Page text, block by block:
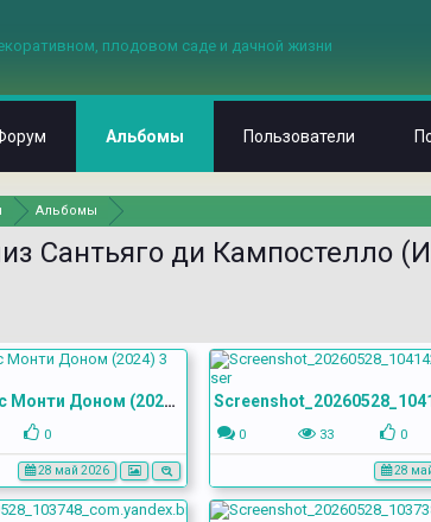
Альбомы
Сантьяго ди Кампостелло
Испанские сады с Монти Доном (2024) 3 серия
0
28 май 2026
0 33 0
28
Альбомы Пользователи